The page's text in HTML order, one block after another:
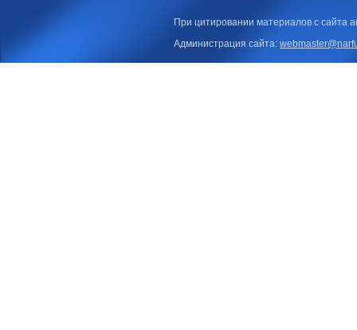
При цитировании материалов с сайта
Администрация сайта: